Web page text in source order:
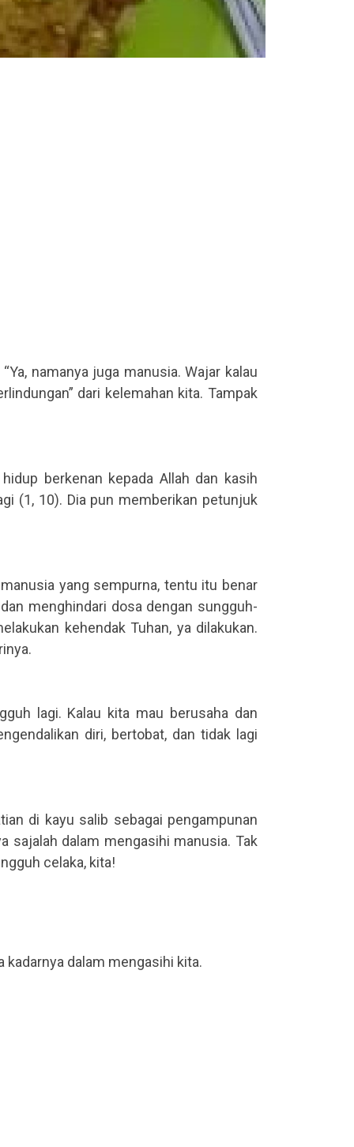
namanya juga manusia. Wajar kalau
dari kelemahan kita. Tampak
berkenan kepada Allah dan kasih
(1, 10). Dia pun memberikan petunjuk
yang sempurna, tentu itu benar
menghindari dosa dengan sungguh-
kehendak Tuhan, ya dilakukan.
lagi. Kalau kita mau berusaha dan
diri, bertobat, dan tidak lagi
di kayu salib sebagai pengampunan
sajalah dalam mengasihi manusia. Tak
celaka, kita!
kadarnya dalam mengasihi kita.